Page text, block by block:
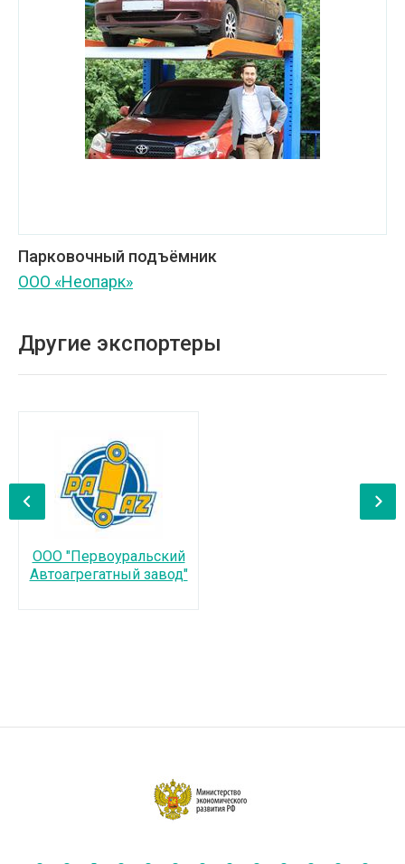
Парковочный подъёмник
ООО «Неопарк»
Другие экспортеры
ООО "Первоуральский
Автоагрегатный завод"